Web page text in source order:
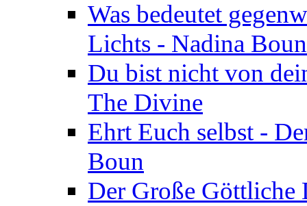
Was bedeutet
Lichts - Nadina Boun
Du bist nicht von
The Divine
Ehrt Euch selbst -
Boun
Der Große